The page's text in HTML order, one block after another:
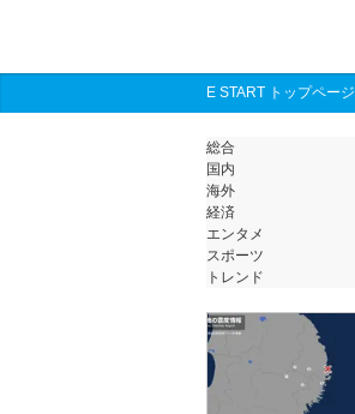
E START トップページ
総合
国内
海外
経済
エンタメ
スポーツ
トレンド